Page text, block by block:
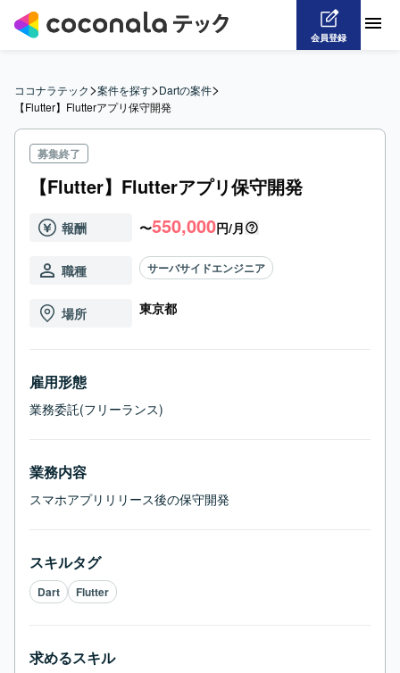
会員登録
ココナラテック>案件を探す>Dartの案件>
【Flutter】Flutterアプリ保守開発
募集終了
【Flutter】Flutterアプリ保守開発
報酬 〜550,000円/月
職種 サーバサイドエンジニア
場所 東京都
雇用形態
業務委託(フリーランス)
業務内容
スマホアプリリリース後の保守開発
スキルタグ
Dart Flutter
求めるスキル